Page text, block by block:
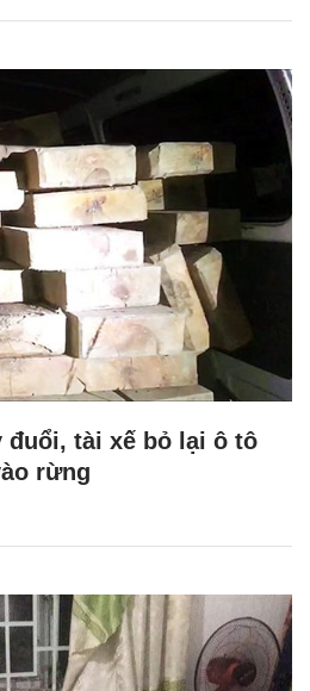
đuổi, tài xế bỏ lại ô tô
rừng